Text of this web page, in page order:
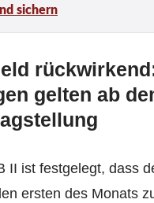
sichern
gelten ab
II ist festgelegt, dass
ersten des Monats